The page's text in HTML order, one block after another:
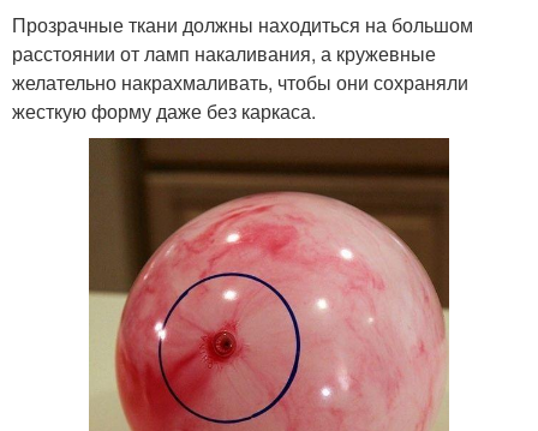
Прозрачные ткани должны находиться на большом
расстоянии от ламп накаливания, а кружевные
желательно накрахмаливать, чтобы они сохраняли
жесткую форму даже без каркаса.